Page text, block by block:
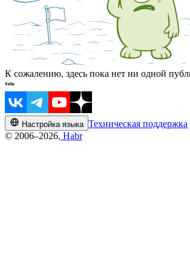
К сожалению, здесь пока нет ни одной
Настройка языка Техническая поддержка
© 2006–2026, Habr